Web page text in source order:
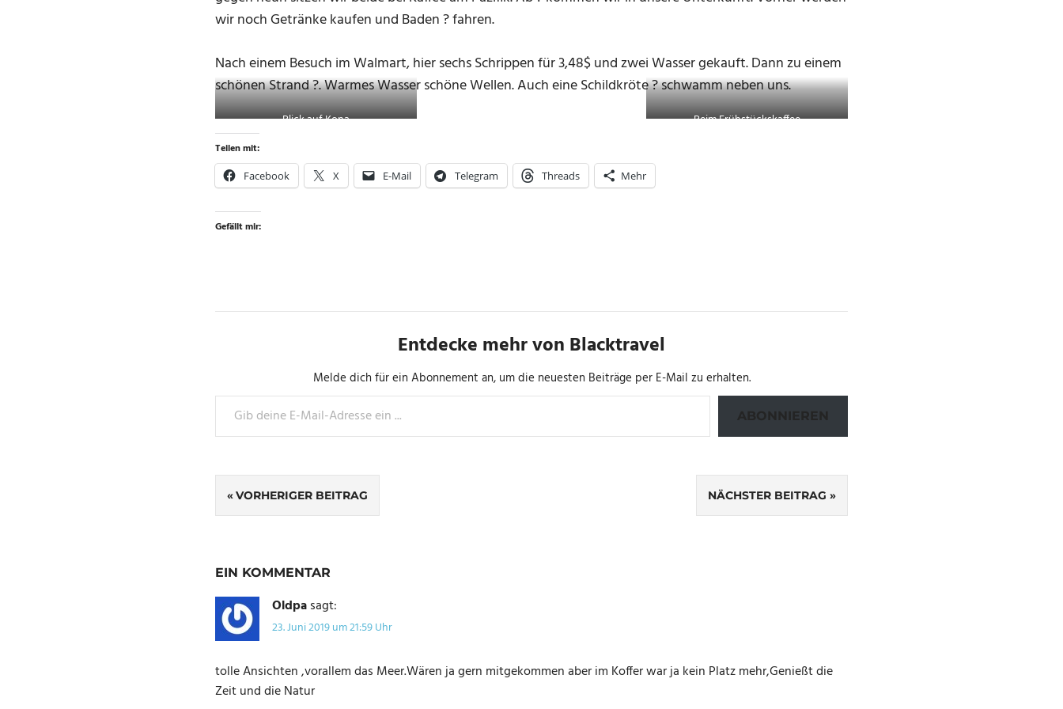
wir noch Getränke kaufen und Baden ? fahren.
Nach einem Besuch im Walmart, hier sechs Schrippen für 3,48$ und zwei Wasser gekauft. Dann zu einem
schönen Strand ?. Warmes Wasser schöne Wellen. Auch eine Schildkröte ? schwamm neben uns.
Blick auf Kona Beim Frühstückskaffee
Teilen mit:
Facebook X E-Mail Telegram Threads Mehr
Gefällt mir:
Entdecke mehr von Blacktravel
Melde dich für ein Abonnement an, um die neuesten Beiträge per E-Mail zu erhalten.
Gib deine E-Mail-Adresse ein ...
ABONNIEREN
SCHLAGWÖRTER
HAWAII
Beitragsnavigation
VORHERIGER BEITRAG NÄCHSTER BEITRAG
EIN KOMMENTAR
Oldpasagt:
23. Juni 2019 um 21:59 Uhr
tolle Ansichten ,vorallem das Meer.Wären ja gern mitgekommen aber im Koffer war ja kein Platz mehr,Genießt die
Zeit und die Natur